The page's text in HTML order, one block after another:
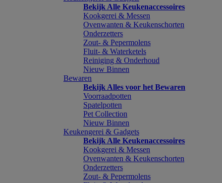
Bekijk Alle Keukenaccessoires
Kookgerei & Messen
Ovenwanten & Keukenschorten
Onderzetters
Zout- & Pepermolens
Fluit- & Waterketels
Reiniging & Onderhoud
Nieuw Binnen
Bewaren
Bekijk Alles voor het Bewaren
Voorraadpotten
Spatelpotten
Pet Collection
Nieuw Binnen
Keukengerei & Gadgets
Bekijk Alle Keukenaccessoires
Kookgerei & Messen
Ovenwanten & Keukenschorten
Onderzetters
Zout- & Pepermolens